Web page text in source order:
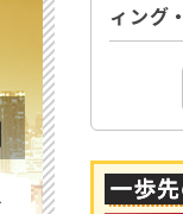
ィング